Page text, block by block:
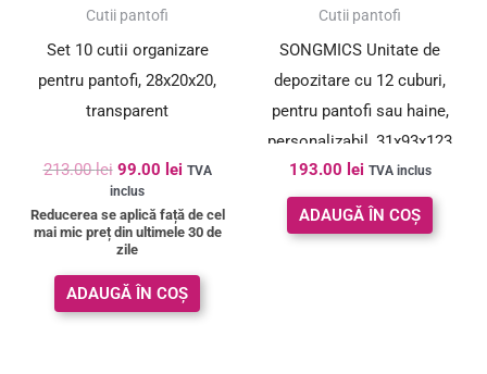
SUPER PREȚ!Cutii pantofi
Set 10 cutii organizare
pentru pantofi, 28x20x20,
transparent
213.00lei 99.00 lei TVA
inclus
Reducerea se aplică față de cel
mai mic preț din ultimele 30 de
zile
ADAUGĂ ÎN COȘ
Cutii pantofi
SONGMICS Unitate de
depozitare cu 12 cuburi,
pentru pantofi sau haine,
personalizabil, 31x93x123
cm, alb transparent
193.00 lei TVA inclus
ADAUGĂ ÎN COȘ